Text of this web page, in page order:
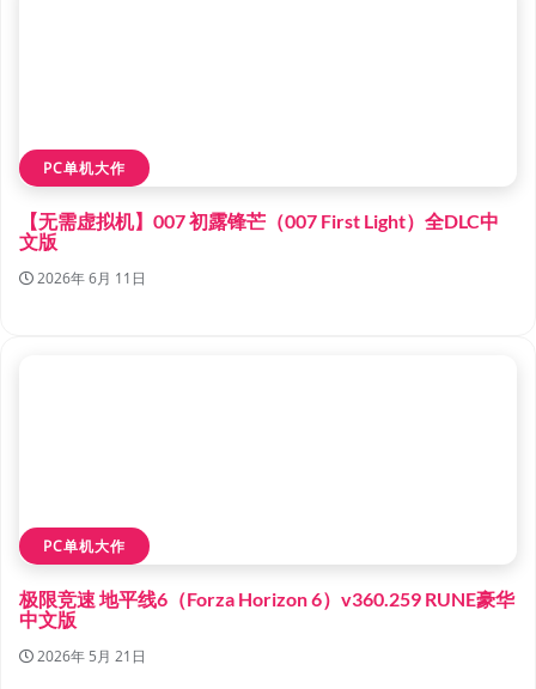
PC单机大作
【无需虚拟机】007 初露锋芒（007 First Light）全DLC中
文版
2026年 6月 11日
PC单机大作
极限竞速 地平线6（Forza Horizon 6）v360.259 RUNE豪华
中文版
2026年 5月 21日